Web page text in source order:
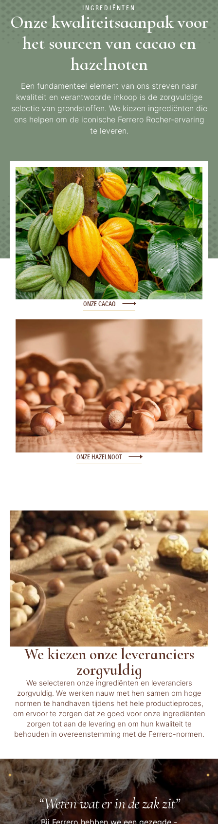
INGREDIËNTEN
Onze kwaliteitsaanpak voor
het sourcen van cacao en
hazelnoten
Een fundamenteel element van ons streven naar
kwaliteit en verantwoorde inkoop is de zorgvuldige
selectie van grondstoffen. We kiezen ingrediënten die
ons helpen om de iconische Ferrero Rocher-ervaring
te leveren.
ONZE CACAO
ONZE HAZELNOOT
We kiezen onze leveranciers
zorgvuldig
We selecteren onze ingrediënten en leveranciers
zorgvuldig. We werken nauw met hen samen om hoge
normen te handhaven tijdens het hele productieproces,
om ervoor te zorgen dat ze goed voor onze ingrediënten
zorgen tot aan de levering en om hun kwaliteit te
behouden in overeenstemming met de Ferrero-normen.
“Weten wat er in de zak zit”